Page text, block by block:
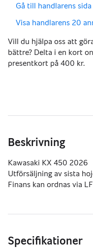
Gå till handlarens sida
Visa handlarens 20
Vill du hjälpa oss att
bättre? Delta i en kort
presentkort på 400 kr.
Beskrivning
Kawasaki KX 450 2026
Utförsäljning av sista
Finans kan ordnas via
Specifikationer